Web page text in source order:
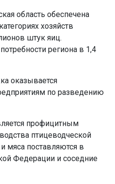
область обеспечена
хозяйств
штук яиц.
региона в 1,4
оказывается
по разведению
профицитным
птицеводческой
мяса поставляются в
Федерации и соседние